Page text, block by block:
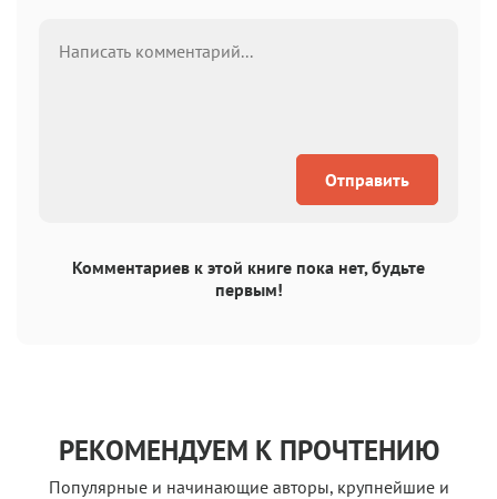
Отправить
Комментариев к этой книге пока нет, будьте
первым!
РЕКОМЕНДУЕМ К ПРОЧТЕНИЮ
Популярные и начинающие авторы, крупнейшие и